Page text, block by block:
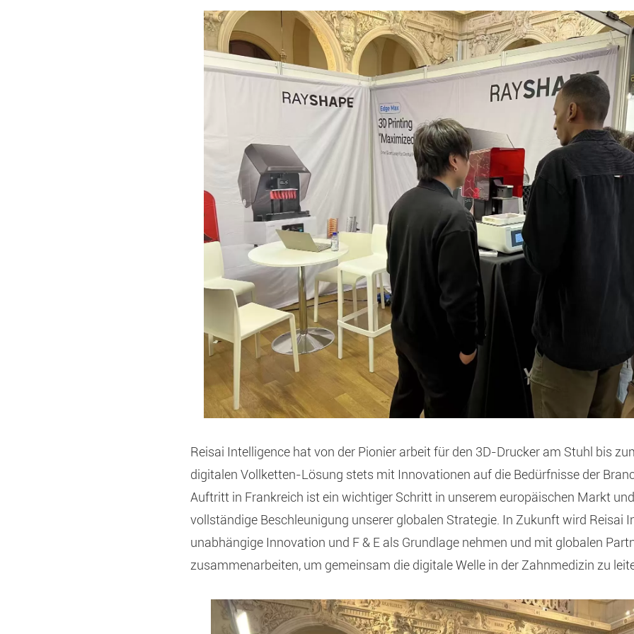
Reisai Intelligence hat von der Pionier arbeit für den 3D-Drucker am Stuhl bis
digitalen Vollketten-Lösung stets mit Innovationen auf die Bedürfnisse der
Auftritt in Frankreich ist ein wichtiger Schritt in unserem europäischen Markt
vollständige Beschleunigung unserer globalen Strategie. In Zukunft wird Reisai
unabhängige Innovation und F & E als Grundlage nehmen und mit globalen
zusammenarbeiten, um gemeinsam die digitale Welle in der Zahnmedizin zu